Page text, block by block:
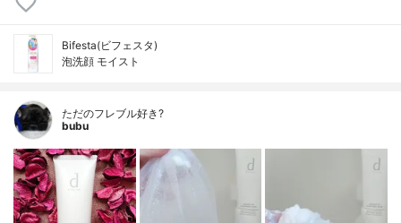
Bifesta(ビフェスタ)
泡洗顔 モイスト
ただのフレブル好き?
bubu